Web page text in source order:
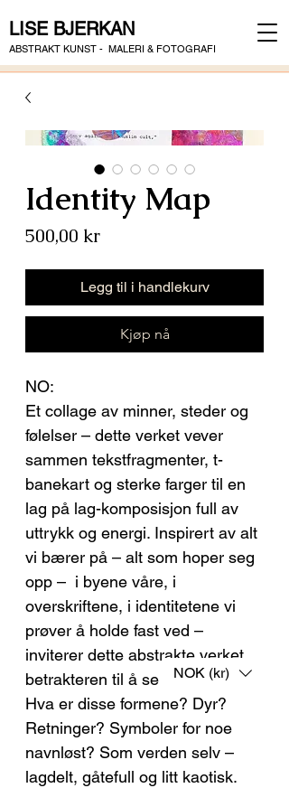
LISE BJERKAN
ABSTRAKT KUNST - MALERI & FOTOGRAFI
Identity Map
500,00 krPris
Legg til i handlekurv
Kjøp nå
NO:
Et collage av minner, steder og
følelser – dette verket vever
sammen tekstfragmenter, t-
banekart og sterke farger til en
lag på lag-komposisjon full av
uttrykk og energi. Inspirert av alt
vi bærer på – alt som hoper seg
opp – i byene våre, i
overskriftene, i identitetene vi
prøver å holde fast ved –
inviterer dette abstrakte verket
betrakteren til å se nærmere.
Hva er disse formene? Dyr?
Retninger? Symboler for noe
navnløst? Som verden selv –
lagdelt, gåtefull og litt kaotisk.
NOK (kr)